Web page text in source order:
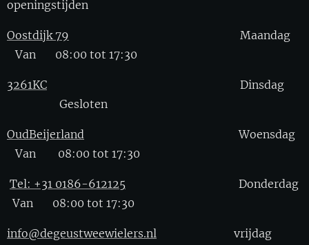
openingstijden
Oostdijk 79 Maandag
Van 08:00 tot 17:30
3261KC Dinsdag
Gesloten
OudBeijerland Woensdag
Van 08:00 tot 17:30
Tel: +31 0186-612125 Donderdag
Van 08:00 tot 17:30
info@degeustweewielers.nl vrijdag